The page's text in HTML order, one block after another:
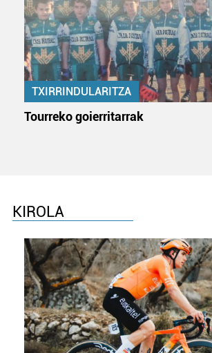
pertsonalizatuak eskaintzeko,
neurtzeko, jendeari buruzko
produktuak garatzeko. Zure datuak
erabiltzen dituen hauta dezakezu.
Bazkide batzuek ez dizute baimenik
interes komertzial legitimoetan
bazkideen zerrenda, beren ustez zein
buruzko informazio gehiago eta ezarri
datuen atalean. Edozein unetan alda edo
zure baimena Cookieen adierazpenean.
Webgune honek cookie propioak eta
fitxategiak erabiltzen ditu. Zure
zerbitzuak hobetzeko asmoz, cookie
baliatzen gara. Ohar hau onartuz gero,
erabiltzeko baimen esplizitua ematen
TXIRRINDULARITZA
Tourreko goierritarrak
KIROLA